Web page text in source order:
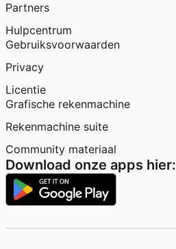
Partners
Hulpcentrum
Gebruiksvoorwaarden
Privacy
Licentie
Grafische rekenmachine
Rekenmachine suite
Community materiaal
Download onze apps hier: